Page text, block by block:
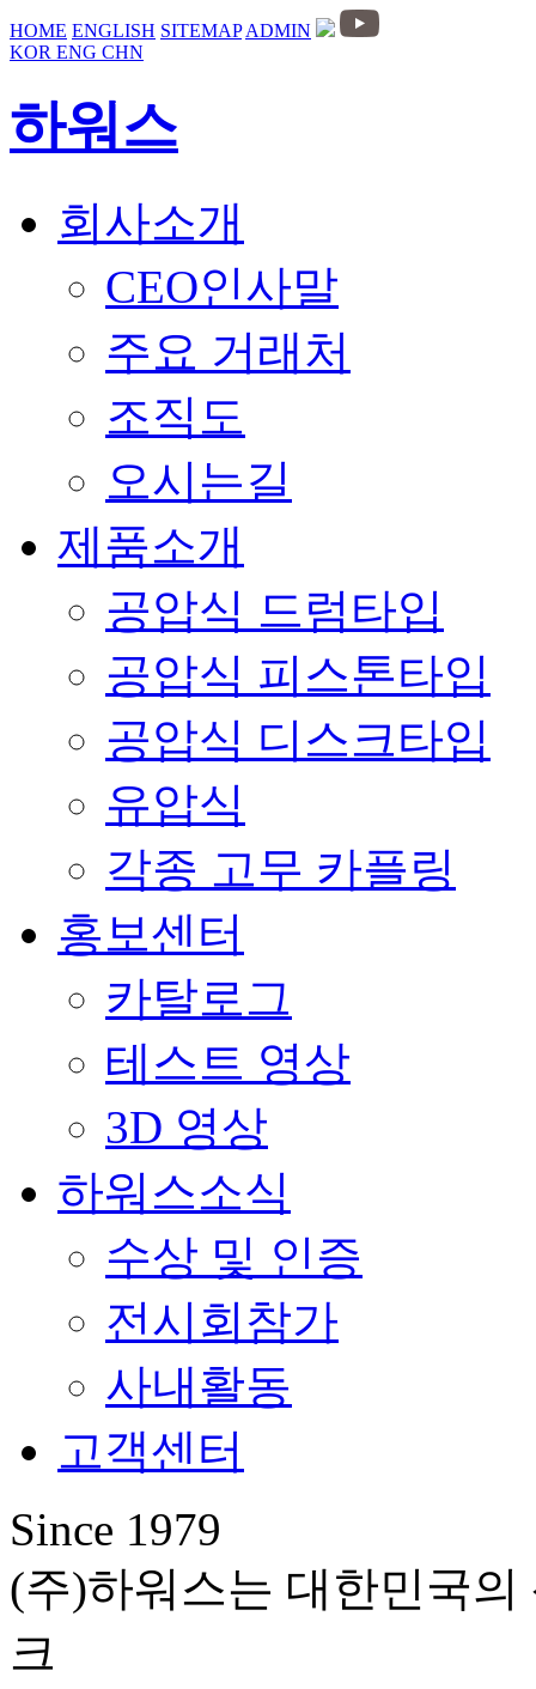
HOME ENGLISH SITEMAP ADMIN
KOR ENG CHN
하워스
회사소개
CEO인사말
주요 거래처
조직도
오시는길
제품소개
공압식 드럼타입
공압식 피스톤타입
공압식 디스크타입
유압식
각종 고무 카플링
홍보센터
카탈로그
테스트 영상
3D 영상
하워스소식
수상 및 인증
전시회참가
사내활동
고객센터
Since 1979
(주)하워스는 대한민국
크